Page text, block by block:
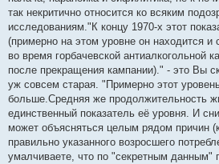
е
так некритично относится ко всяким
исследованиям."К концу 1970-х этот
(примерно на этом уровне он находится и
во время горбачевской антиалкогольной
после прекращения кампании)." - это Вы
уж совсем старая. "Примерно этот
больше.Средняя же продолжительность
единственный показатель её уровня. И
может объясняться целым рядом причин
правильно указанного возросшего
умалчиваете, что по "секретным данным"